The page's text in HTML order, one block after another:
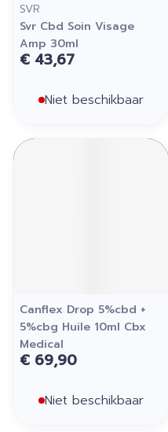
SVR
Svr Cbd Soin Visage
Amp 30ml
€ 43,67
Niet beschikbaar
Canflex Drop 5%cbd +
5%cbg Huile 10ml Cbx
Medical
€ 69,90
Niet beschikbaar